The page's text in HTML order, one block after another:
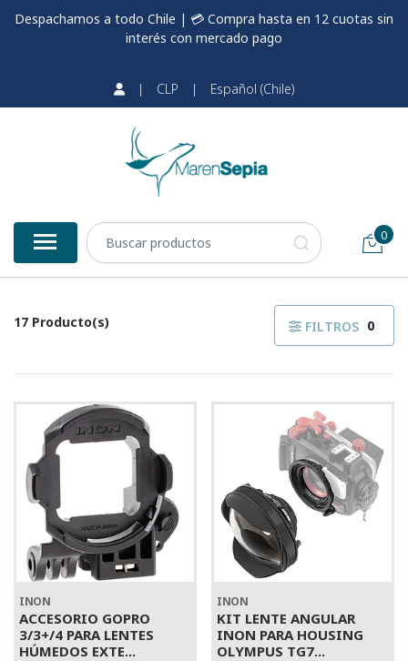
Despachamos a todo Chile | 💳 Compra hasta en 12 cuotas sin
interés con mercado pago
| CLP | Español (Chile)
0
17 Producto(s) FILTROS 0
INON
ACCESORIO GOPRO
3/3+/4 PARA LENTES
HÚMEDOS EXTE...
INON
KIT LENTE ANGULAR
INON PARA HOUSING
OLYMPUS TG7...